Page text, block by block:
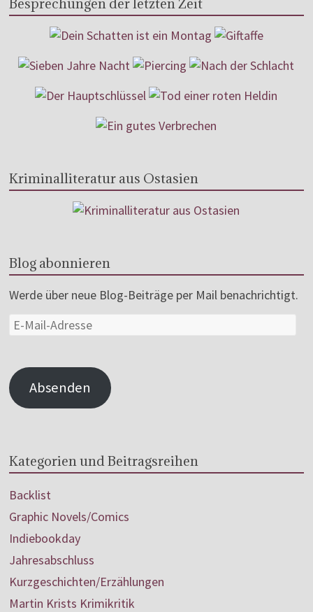
Besprechungen der letzten Zeit
Kriminalliteratur aus Ostasien
Blog abonnieren
Werde über neue Blog-Beiträge per Mail benachrichtigt.
Absenden
Kategorien und Beitragsreihen
Backlist
Graphic Novels/Comics
Indiebookday
Jahresabschluss
Kurzgeschichten/Erzählungen
Martin Krists Krimikritik